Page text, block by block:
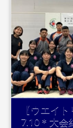
【ウエイ
7.10＊大会